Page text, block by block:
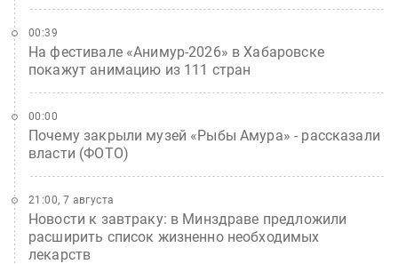
На фестивале «Анимур-2026» в Хабаровске
покажут анимацию из 111 стран
00:39
Почему закрыли музей «Рыбы Амура» - рассказали
власти (ФОТО)
00:00
Новости к завтраку: в Минздраве предложили
расширить список жизненно необходимых
лекарств
21:00, 7 августа